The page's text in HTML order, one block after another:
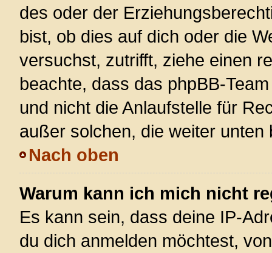
des oder der
bist, ob dies auf dich oder die
versuchst, zutrifft, ziehe einen
beachte, dass das phpBB-
und nicht die Anlaufstelle für
außer solchen, die weiter unten
Nach oben
Warum kann ich mich nicht
Es kann sein, dass deine IP-
du dich anmelden möchtest,